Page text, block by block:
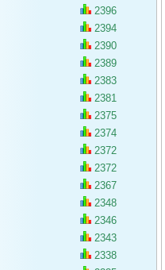
2396
2394
2390
2389
2383
2381
2375
2374
2372
2372
2367
2348
2346
2343
2338